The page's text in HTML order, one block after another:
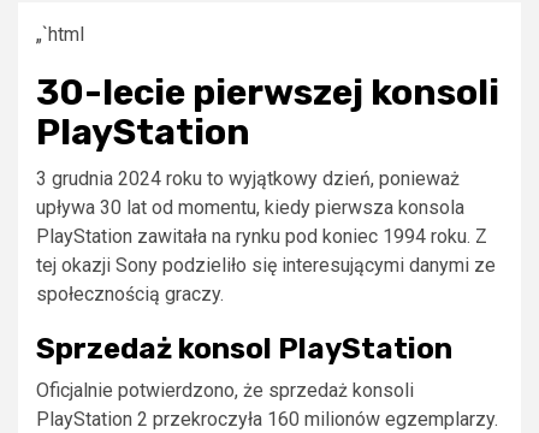
„`html
30-lecie pierwszej konsoli
PlayStation
3 grudnia 2024 roku to wyjątkowy dzień, ponieważ
upływa 30 lat od momentu, kiedy pierwsza konsola
PlayStation zawitała na rynku pod koniec 1994 roku. Z
tej okazji Sony podzieliło się interesującymi danymi ze
społecznością graczy.
Sprzedaż konsol PlayStation
Oficjalnie potwierdzono, że sprzedaż konsoli
PlayStation 2 przekroczyła 160 milionów egzemplarzy.